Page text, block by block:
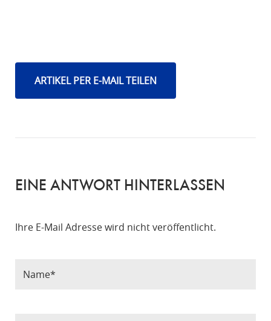
ARTIKEL PER E-MAIL TEILEN
EINE ANTWORT HINTERLASSEN
Ihre E-Mail Adresse wird nicht veröffentlicht.